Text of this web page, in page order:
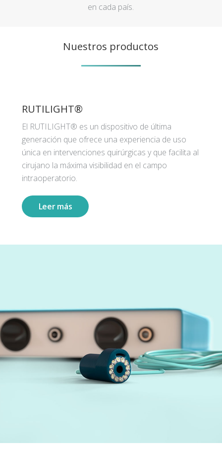
en cada país.
Nuestros productos
RUTILIGHT®
El RUTILIGHT® es un dispositivo de última
generación que ofrece una experiencia de uso
única en intervenciones quirúrgicas y que facilita al
cirujano la máxima visibilidad en el campo
intraoperatorio.
Leer más